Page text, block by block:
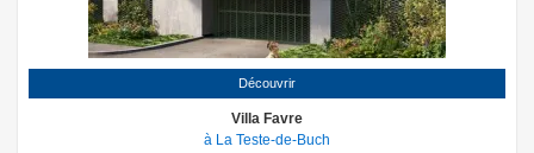
Découvrir
Villa Favre
à La Teste-de-Buch